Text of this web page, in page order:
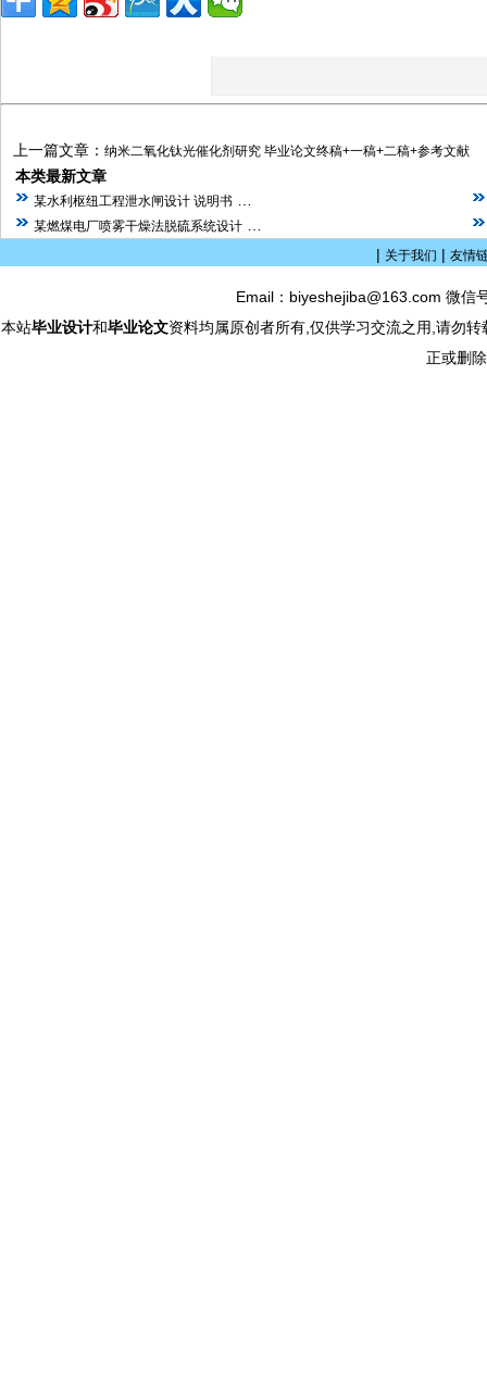
上一篇文章： 纳米二氧化钛光催化剂研究 毕业论文终稿+一稿+二稿+参考文献
本类最新文章
某水利枢纽工程泄水闸设计 说明书…
某燃煤电厂喷雾干燥法脱硫系统设计…
| 关于我们 | 友情
Email：biyeshejiba@163.com 微
本站毕业设计和毕业论文资料均属原创者所有,仅供学习交流之用,请勿
正或删